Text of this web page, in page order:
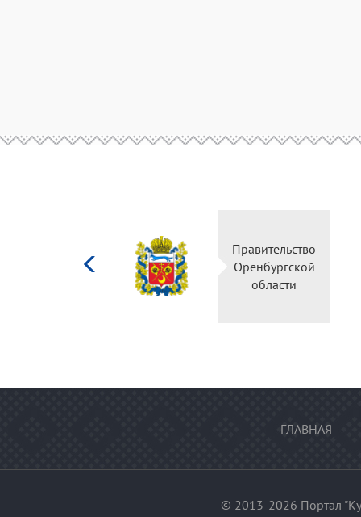
Правительство
Оренбургской
области
ГЛАВНАЯ
© 2013-2026 Портал